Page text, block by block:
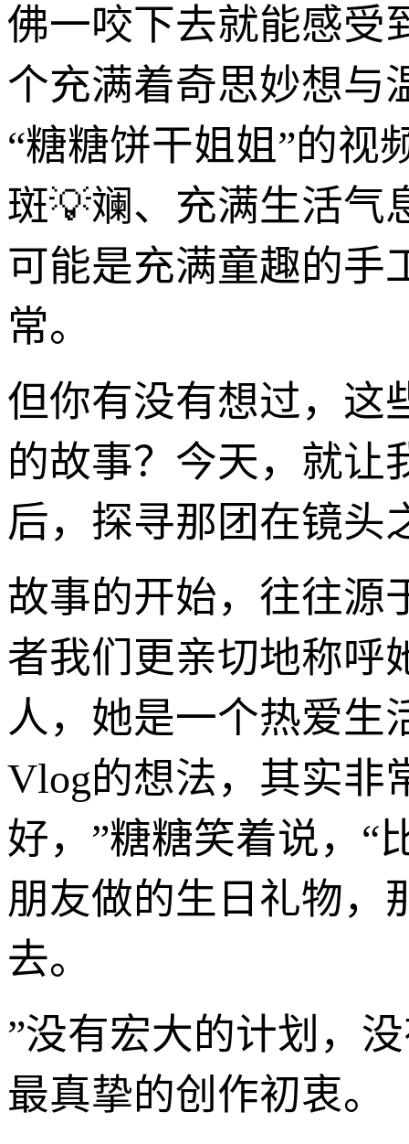
佛一咬下去就能感受
个充满着奇思妙想与
“糖糖饼干姐姐”的视
斑💡斓、充满生活气
可能是充满童趣的手
常。
但你有没有想过，这
的故事？今天，就让
后，探寻那团在镜头
故事的开始，往往源
者我们更亲切地称呼
人，她是一个热爱生
Vlog的想法，其实非
好，”糖糖笑着说，“
朋友做的生日礼物，
去。
”没有宏大的计划，
最真挚的创作初衷。